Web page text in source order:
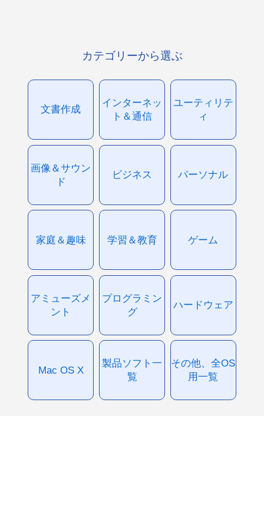
カテゴリーから選ぶ
文書作成
インターネッ
ト＆通信
ユーティリテ
ィ
画像＆サウン
ド
ビジネス パーソナル
家庭＆趣味 学習＆教育 ゲーム
アミューズメ
ント
プログラミン
グ
ハードウェア
Mac OS X
製品ソフト一
覧
その他、全OS
用一覧